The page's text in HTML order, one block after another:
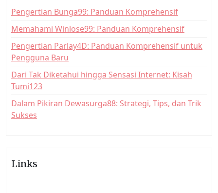
n
Pengertian Bunga99: Panduan Komprehensif
Memahami Winlose99: Panduan Komprehensif
Pengertian Parlay4D: Panduan Komprehensif untuk
Pengguna Baru
Dari Tak Diketahui hingga Sensasi Internet: Kisah
Tumi123
Dalam Pikiran Dewasurga88: Strategi, Tips, dan Trik
Sukses
Links